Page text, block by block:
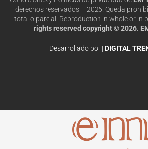
derechos reservados – 2026. Queda
total o parcial. Reproduction in whole or in
rights reserved copyright © 2026.
Desarrollado por | DIGITAL